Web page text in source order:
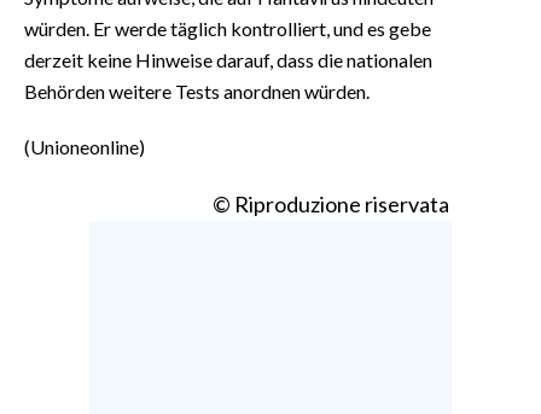
würden. Er werde täglich kontrolliert, und es gebe
derzeit keine Hinweise darauf, dass die nationalen
Behörden weitere Tests anordnen würden.
(Unioneonline)
© Riproduzione riservata